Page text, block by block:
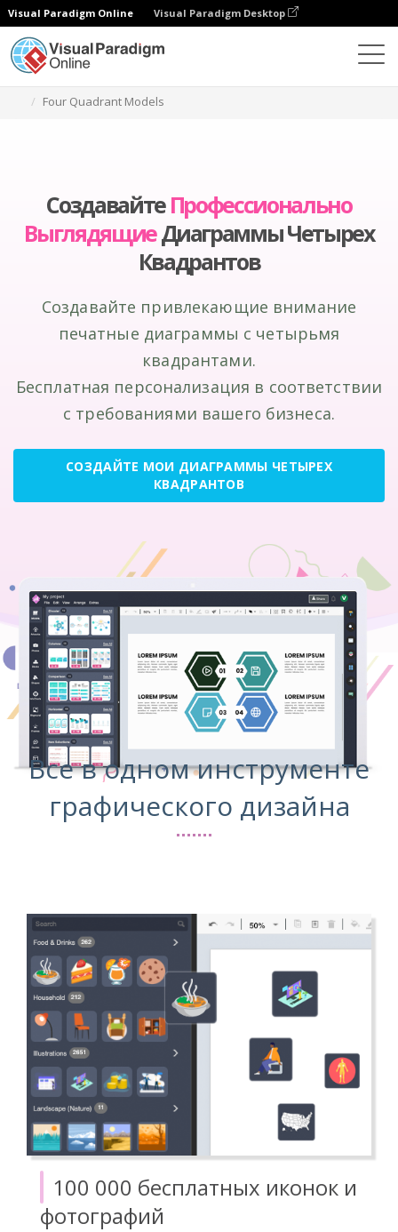
Visual Paradigm Online Visual Paradigm Desktop
Four Quadrant Models
СоздавайтеПрофессионально
ВыглядящиеДиаграммы Четырех
Квадрантов
Создавайте привлекающие внимание
печатные диаграммы с четырьмя
квадрантами.
Бесплатная персонализация в соответствии
с требованиями вашего бизнеса.
СОЗДАЙТЕ МОИ ДИАГРАММЫ ЧЕТЫРЕХ
КВАДРАНТОВ
Все в одном инструменте
графического дизайна
100 000 бесплатных иконок и
фотографий